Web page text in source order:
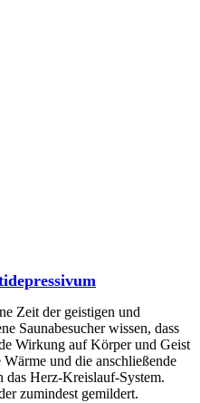
Zeit der geistigen und
Saunabesucher wissen, dass
Wirkung auf Körper und Geist
und die anschließende
das Herz-Kreislauf-System.
zumindest gemildert.